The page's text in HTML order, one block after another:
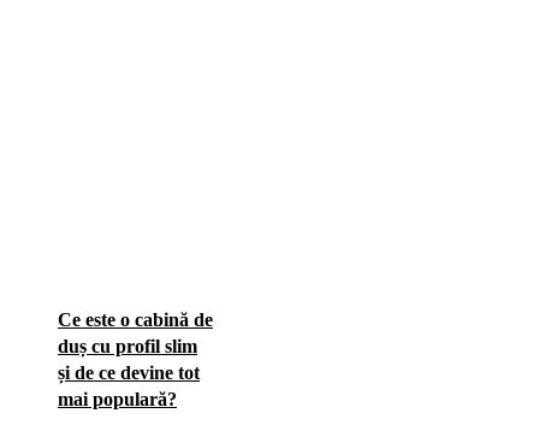
Ce este o cabină de
duș cu profil slim
și de ce devine tot
mai populară?